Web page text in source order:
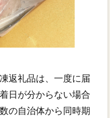
返礼品は、一度に届
日が分からない場合
の自治体から同時期